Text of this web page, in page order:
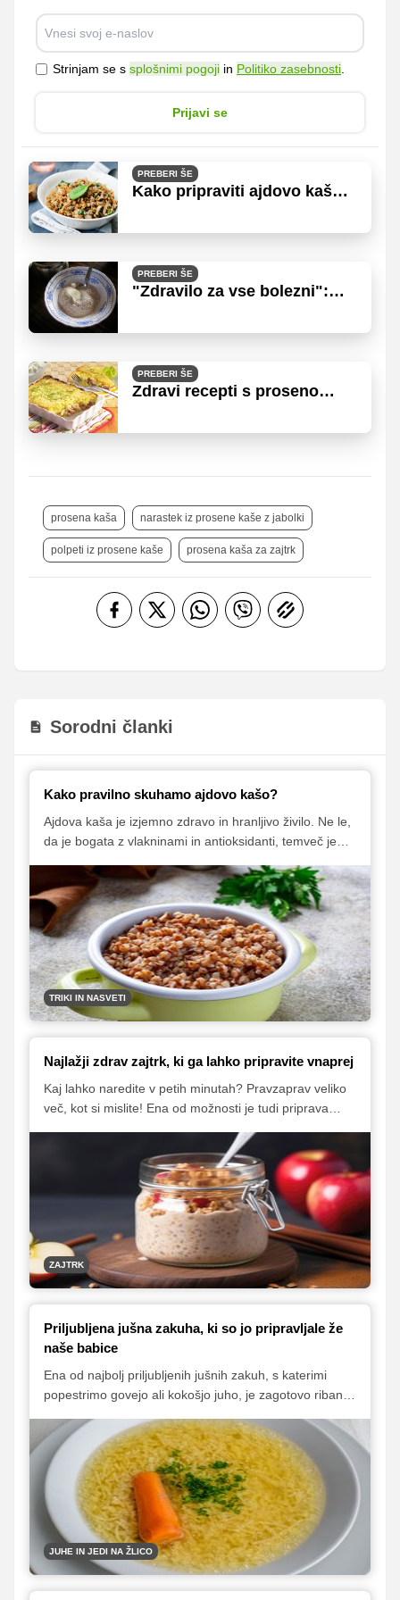
Strinjam se s splošnimi pogoji in Politiko zasebnosti
Prijavi se
PREBERI ŠE
Kako pripraviti ajdovo kašo?
PREBERI ŠE
"Zdravilo za vse bolezni":
PREBERI ŠE
Zdravi recepti s proseno
prosena kaša narastek iz prosene kaše z jabolki
polpeti iz prosene kaše prosena kaša za zajtrk
Sorodni članki
Kako pravilno skuhamo ajdovo kašo?
Ajdova kaša je izjemno zdravo in hranljivo živilo. Ne le,
da je bogata z vlakninami in antioksidanti, temveč je
ki se izogibajo pšeničnim izdelkom. Preverite, kako
izboljšati njeno pripravo in jo popeljati na vrhunski
kulinarični nivo.
TRIKI IN NASVETI
Najlažji zdrav zajtrk, ki ga lahko pripravite vnaprej
Kaj lahko naredite v petih minutah? Pravzaprav veliko
več, kot si mislite! Ena od možnosti je tudi priprava
ZAJTRK
Priljubljena jušna zakuha, ki so jo pripravljale že
naše babice
Ena od najbolj priljubljenih jušnih zakuh, s katerimi
popestrimo govejo ali kokošjo juho, je zagotovo ribana
roda v rod, ribano kašo pa lahko ponudimo tudi kot
prilogo.
JUHE IN JEDI NA ŽLICO